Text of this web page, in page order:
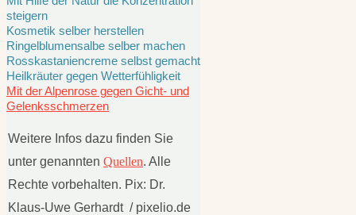
steigern
Kosmetik selber herstellen
Ringelblumensalbe selber machen
Rosskastaniencreme selbst gemacht
Heilkräuter gegen Wetterfühligkeit
Mit der Alpenrose gegen Gicht- und
Gelenksschmerzen
Weitere Infos dazu finden Sie
unter genannten Quellen. Alle
Rechte vorbehalten. Pix: Dr.
Klaus-Uwe Gerhardt / pixelio.de